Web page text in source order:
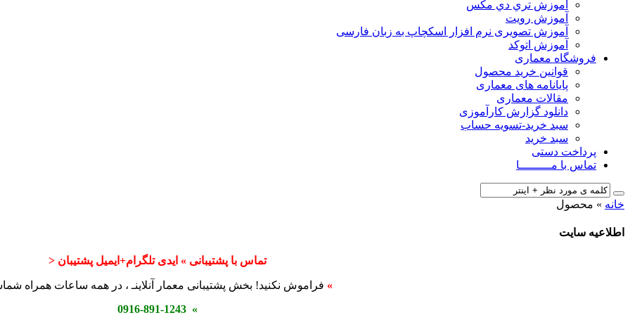
آﻣﻮزش ﺗﺮي دي ﻣﮑﺲ
آموزش رویت
آموزش تصویری نرم افزار اسکچاپ به زبان فارسی
آموزش اتوکد
فروشگاه معماری
قوانین خرید محصول
پایانامه های معماری
مقالات معماری
دانلود گزارش کارآموزی
سبد خرید-تسویه حساب
سبد خرید
پرداخت دستی
تماس با مـــــــــا
خانه » محصول
اطلاعیه سایت
تماس با پشتیبانی » ایدی تلگرام+ایمیل پشتیبان <
» فراموش نکنید! بخش پشتیبانی معمار آنلاینـ ، در همه ساعات همراه
» 0916-891-1243